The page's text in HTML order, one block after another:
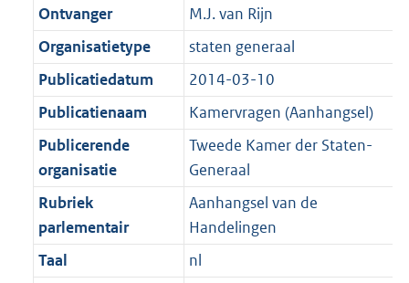
t
a
t
K
b
2
K
b
Ontvanger
M.J. van Rijn
Organisatietype
staten generaal
Publicatiedatum
2014-03-10
Publicatienaam
Kamervragen (Aanhangsel)
Publicerende
organisatie
Tweede Kamer der Staten-
Generaal
Rubriek
parlementair
Aanhangsel van de
Handelingen
Taal
nl